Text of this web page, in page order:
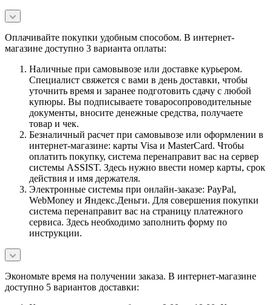
Оплачивайте покупки удобным способом. В интернет-
магазине доступно 3 варианта оплаты:
Наличные при самовывозе или доставке курьером.
Специалист свяжется с вами в день доставки, чтобы
уточнить время и заранее подготовить сдачу с любой
купюры. Вы подписываете товаросопроводительные
документы, вносите денежные средства, получаете
товар и чек.
Безналичный расчет при самовывозе или оформлении в
интернет-магазине: карты Visa и MasterCard. Чтобы
оплатить покупку, система перенаправит вас на сервер
системы ASSIST. Здесь нужно ввести номер карты, срок
действия и имя держателя.
Электронные системы при онлайн-заказе: PayPal,
WebMoney и Яндекс.Деньги. Для совершения покупки
система перенаправит вас на страницу платежного
сервиса. Здесь необходимо заполнить форму по
инструкции.
Экономьте время на получении заказа. В интернет-магазине
доступно 5 вариантов доставки: